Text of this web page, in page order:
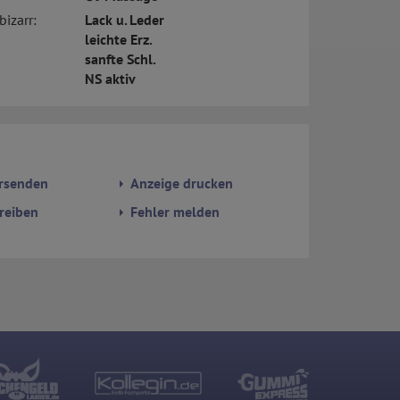
Lack u. Leder
leichte Erz.
sanfte Schl.
NS aktiv
Anzeige drucken
Fehler melden